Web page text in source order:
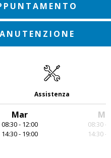
Assistenza
Mar
08:30 - 12:00
14:30 - 19:00
08:30 -
14:30 -